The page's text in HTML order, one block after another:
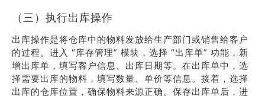
（三）执行出库操作
出库操作是将仓库中的物料发放给生产部门或销售给客户
的过程。进入 “库存管理” 模块，选择 “出库单” 功能，新
增出库单，填写客户信息、出库日期等。在出库单中，选
择需要出库的物料，填写数量、单价等信息。接着，选择
出库的仓库位置，确保物料来源正确。保存出库单后，进